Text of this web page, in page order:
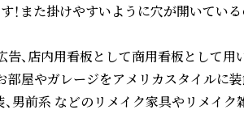
す！また掛けやすいように穴が開いてい
、店内用看板として商用看板として用
屋やガレージをアメリカスタイルに装
男前系 などのリメイク家具やリメイク